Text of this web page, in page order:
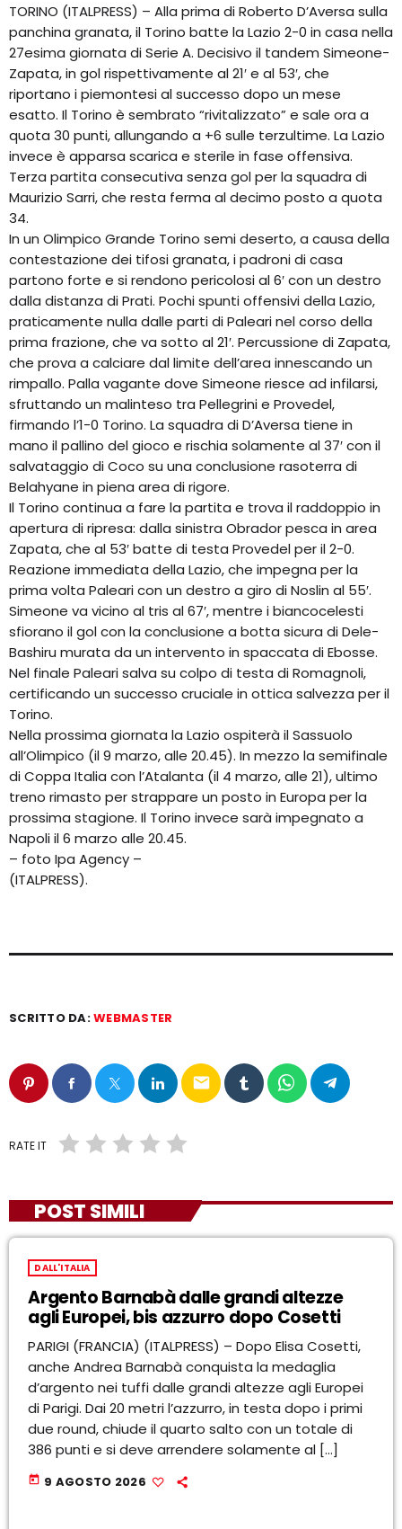
TORINO (ITALPRESS) – Alla prima di Roberto D’Aversa sulla
panchina granata, il Torino batte la Lazio 2-0 in casa nella
27esima giornata di Serie A. Decisivo il tandem Simeone-
Zapata, in gol rispettivamente al 21′ e al 53′, che
riportano i piemontesi al successo dopo un mese
esatto. Il Torino è sembrato “rivitalizzato” e sale ora a
quota 30 punti, allungando a +6 sulle terzultime. La Lazio
invece è apparsa scarica e sterile in fase offensiva.
Terza partita consecutiva senza gol per la squadra di
Maurizio Sarri, che resta ferma al decimo posto a quota
34.
In un Olimpico Grande Torino semi deserto, a causa della
contestazione dei tifosi granata, i padroni di casa
partono forte e si rendono pericolosi al 6′ con un destro
dalla distanza di Prati. Pochi spunti offensivi della Lazio,
praticamente nulla dalle parti di Paleari nel corso della
prima frazione, che va sotto al 21′. Percussione di Zapata,
che prova a calciare dal limite dell’area innescando un
rimpallo. Palla vagante dove Simeone riesce ad infilarsi,
sfruttando un malinteso tra Pellegrini e Provedel,
firmando l’1-0 Torino. La squadra di D’Aversa tiene in
mano il pallino del gioco e rischia solamente al 37′ con il
salvataggio di Coco su una conclusione rasoterra di
Belahyane in piena area di rigore.
Il Torino continua a fare la partita e trova il raddoppio in
apertura di ripresa: dalla sinistra Obrador pesca in area
Zapata, che al 53′ batte di testa Provedel per il 2-0.
Reazione immediata della Lazio, che impegna per la
prima volta Paleari con un destro a giro di Noslin al 55′.
Simeone va vicino al tris al 67′, mentre i biancocelesti
sfiorano il gol con la conclusione a botta sicura di Dele-
Bashiru murata da un intervento in spaccata di Ebosse.
Nel finale Paleari salva su colpo di testa di Romagnoli,
certificando un successo cruciale in ottica salvezza per il
Torino.
Nella prossima giornata la Lazio ospiterà il Sassuolo
all’Olimpico (il 9 marzo, alle 20.45). In mezzo la semifinale
di Coppa Italia con l’Atalanta (il 4 marzo, alle 21), ultimo
treno rimasto per strappare un posto in Europa per la
prossima stagione. Il Torino invece sarà impegnato a
Napoli il 6 marzo alle 20.45.
– foto Ipa Agency –
(ITALPRESS).
SCRITTO DA:WEBMASTER
email
RATE IT
POST SIMILI
DALL'ITALIA
Argento Barnabà dalle grandi altezze
agli Europei, bis azzurro dopo Cosetti
PARIGI (FRANCIA) (ITALPRESS) – Dopo Elisa Cosetti,
anche Andrea Barnabà conquista la medaglia
d’argento nei tuffi dalle grandi altezze agli Europei
di Parigi. Dai 20 metri l’azzurro, in testa dopo i primi
due round, chiude il quarto salto con un totale di
386 punti e si deve arrendere solamente al […]
today 9 AGOSTO 2026